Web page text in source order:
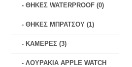
- ΘΗΚΕΣ WATERPROOF (0)
- ΘΗΚΕΣ ΜΠΡΑΤΣΟΥ (1)
- ΚΑΜΕΡΕΣ (3)
- ΛΟΥΡΑΚΙΑ APPLE WATCH